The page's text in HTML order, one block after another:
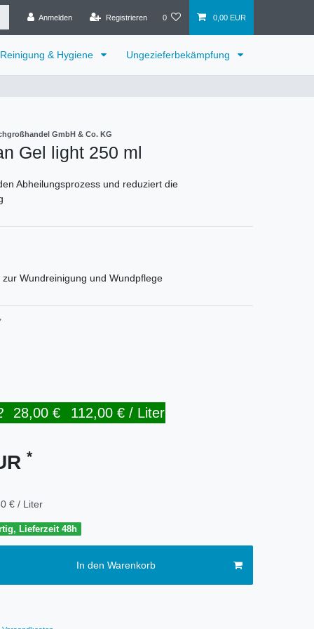
Anmelden Registrieren 0 0,00 EUR
Reinigung & Hygiene Ungezieferbekämpfung
GmbH & Co. KG
Gel light 250 ml
Abheilungsprozess und reduziert die
zur Wundreinigung und Wundpflege
28,00 € 112,00 € / Liter
*
€ / Liter
Lieferzeit 48h
In den Warenkorb